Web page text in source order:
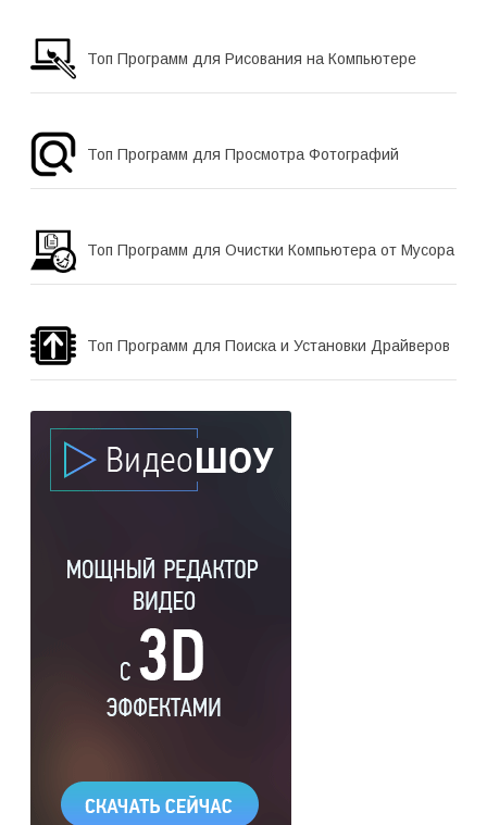
Топ Программ для Рисования на Компьютере
Топ Программ для Просмотра Фотографий
Топ Программ для Очистки Компьютера от Мусора
Топ Программ для Поиска и Установки Драйверов